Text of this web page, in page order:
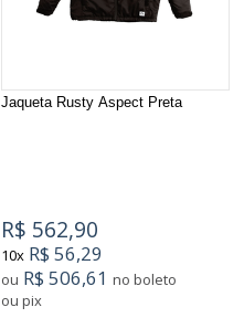
Jaqueta Rusty Aspect Preta
R$ 562,90
10x R$ 56,29
ou R$ 506,61 no boleto
ou pix